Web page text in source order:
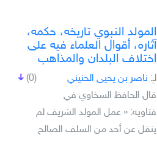
المولد النبوي تاريخه، حكمه،
آثاره، أقوال العلماء فيه على
اختلاف البلدان والمذاهب
(0) لـِ: ناصر بن يحيى الحنيني
قال الحافظ السخاوي في
فتاويه: « عمل المولد الشريف لم
ينقل عن أحد من السلف الصالح